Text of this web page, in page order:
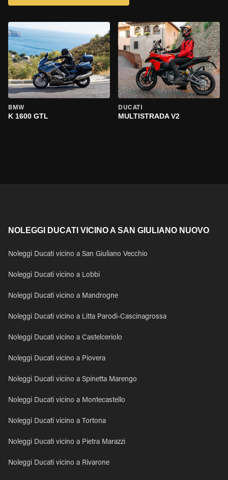
BMW
K 1600 GTL
DUCATI
MULTISTRADA V2
NOLEGGI DUCATI VICINO A SAN GIULIANO NUOVO
Noleggi Ducati vicino a San Giuliano Vecchio
Noleggi Ducati vicino a Lobbi
Noleggi Ducati vicino a Mandrogne
Noleggi Ducati vicino a Litta Parodi-Cascinagrossa
Noleggi Ducati vicino a Castelceriolo
Noleggi Ducati vicino a Piovera
Noleggi Ducati vicino a Spinetta Marengo
Noleggi Ducati vicino a Montecastello
Noleggi Ducati vicino a Tortona
Noleggi Ducati vicino a Pietra Marazzi
Noleggi Ducati vicino a Rivarone